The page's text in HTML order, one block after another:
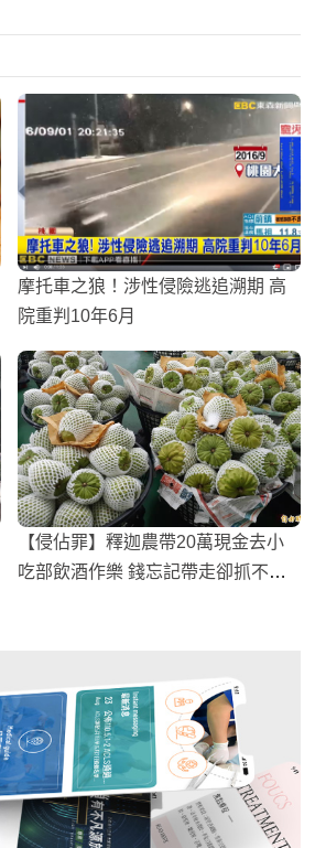
摩托車之狼！涉性侵險逃追溯期 高
院重判10年6月
【侵佔罪】釋迦農帶20萬現金去小
吃部飲酒作樂 錢忘記帶走卻抓不到